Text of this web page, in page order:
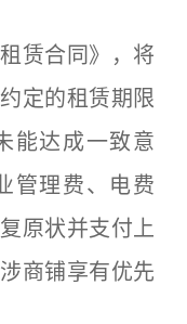
赁合同》，将
定的租赁期限
能达成一致意
管理费、电费
原状并支付上
商铺享有优先